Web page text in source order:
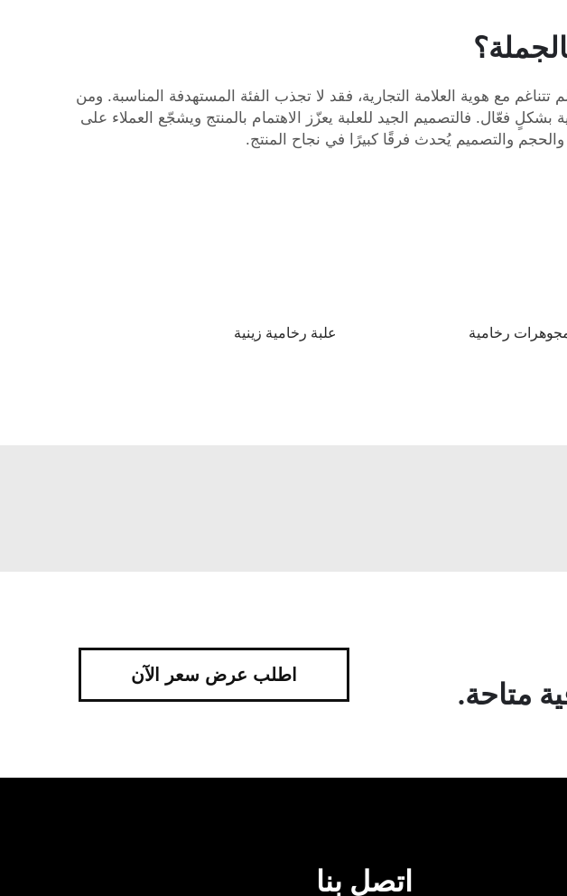
مع هوية العلامة التجارية، فقد لا تجذب الفئة المستهدفة المناسبة. ومن
بشكلٍ فعّال. فالتصميم الجيد للعلبة يعزّز الاهتمام بالمنتج ويشجّع العملاء على
والتصميم يُحدث فرقًا كبيرًا في نجاح المنتج.
رخامية علبة رخامية زينية
متاحة.
اطلب عرض سعر الآن
اتصل بنا